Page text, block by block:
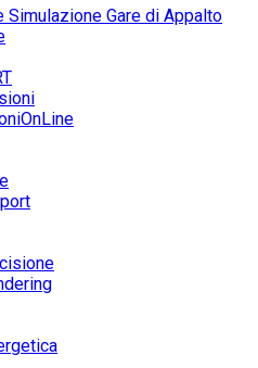
Simulazione Gare di Appalto